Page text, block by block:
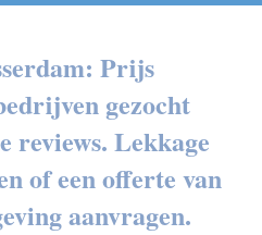
Prijs
gezocht
reviews. Lekkage
of een offerte van
aanvragen.